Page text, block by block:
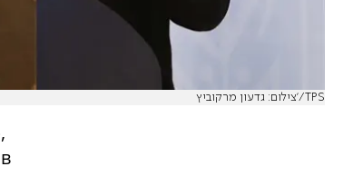
צילום: גדעון מרקוביץ'/TPS